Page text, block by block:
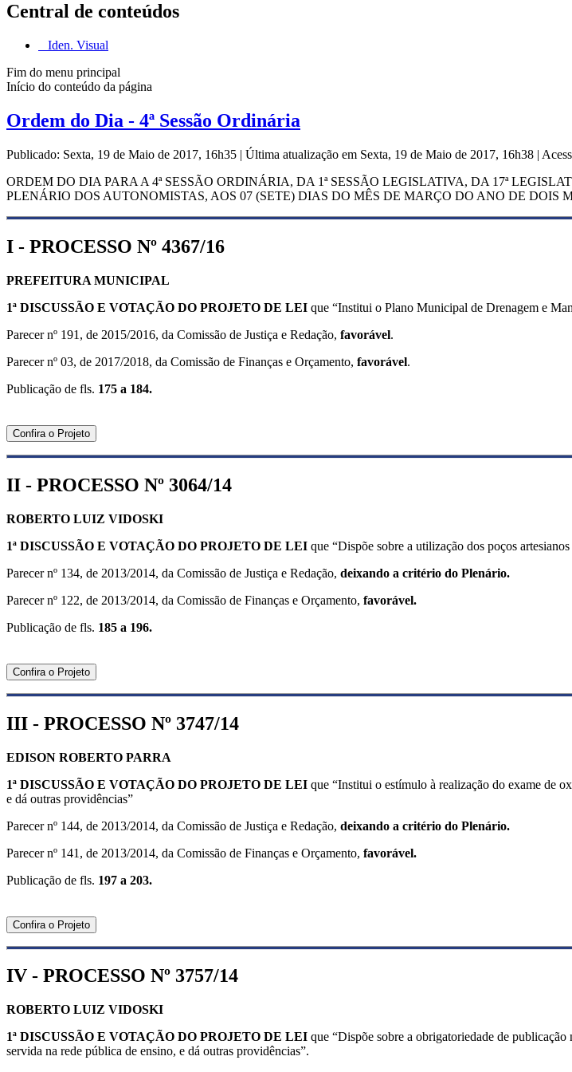
Central de conteúdos
Iden. Visual
Fim do menu principal
Início do conteúdo da página
Ordem do Dia - 4ª Sessão Ordinária
Publicado: Sexta, 19 de Maio de 2017, 16h35 | Última atualização em Sexta, 19 de Maio de 2017, 16h38 |
ORDEM DO DIA PARA A 4ª SESSÃO ORDINÁRIA, DA 1ª SESSÃO LEGISLATIVA, DA 17ª
PLENÁRIO DOS AUTONOMISTAS, AOS 07 (SETE) DIAS DO MÊS DE MARÇO DO ANO DE DOIS
I - PROCESSO Nº 4367/16
PREFEITURA MUNICIPAL
1ª DISCUSSÃO E VOTAÇÃO DO PROJETO DE LEI que “Institui o Plano Municipal de Drenagem e
Parecer nº 191, de 2015/2016, da Comissão de Justiça e Redação, favorável.
Parecer nº 03, de 2017/2018, da Comissão de Finanças e Orçamento, favorável.
Publicação de fls. 175 a 184.
Confira o Projeto
II - PROCESSO Nº 3064/14
ROBERTO LUIZ VIDOSKI
1ª DISCUSSÃO E VOTAÇÃO DO PROJETO DE LEI que “Dispõe sobre a utilização dos poços
Parecer nº 134, de 2013/2014, da Comissão de Justiça e Redação, deixando a critério do Plenário.
Parecer nº 122, de 2013/2014, da Comissão de Finanças e Orçamento, favorável.
Publicação de fls. 185 a 196.
Confira o Projeto
III - PROCESSO Nº 3747/14
EDISON ROBERTO PARRA
1ª DISCUSSÃO E VOTAÇÃO DO PROJETO DE LEI que “Institui o estímulo à realização do exame de
e dá outras providências”
Parecer nº 144, de 2013/2014, da Comissão de Justiça e Redação, deixando a critério do Plenário.
Parecer nº 141, de 2013/2014, da Comissão de Finanças e Orçamento, favorável.
Publicação de fls. 197 a 203.
Confira o Projeto
IV - PROCESSO Nº 3757/14
ROBERTO LUIZ VIDOSKI
1ª DISCUSSÃO E VOTAÇÃO DO PROJETO DE LEI que “Dispõe sobre a obrigatoriedade de
servida na rede pública de ensino, e dá outras providências”.